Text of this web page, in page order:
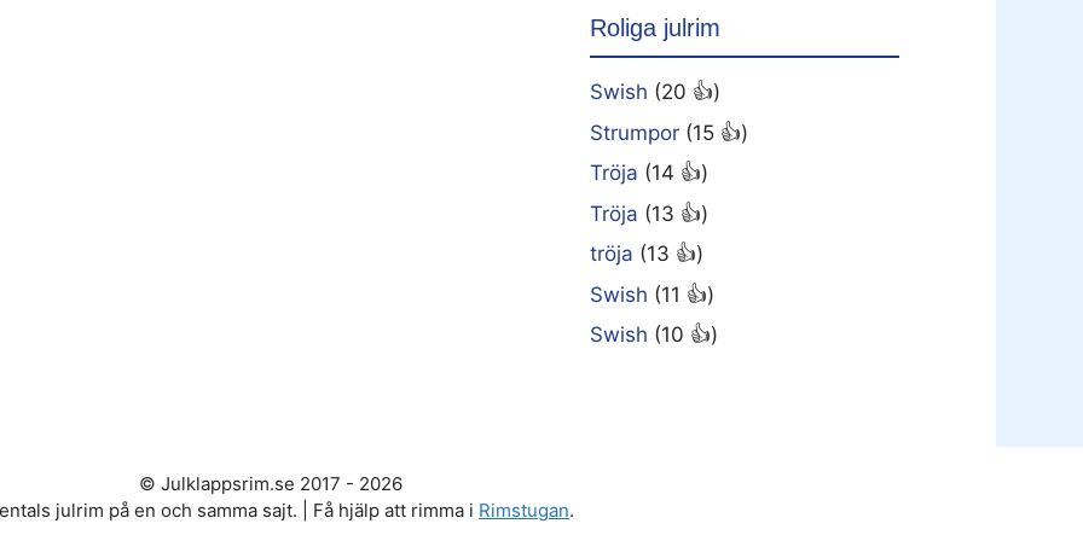
Roliga julrim
Swish (20 👍)
Strumpor (15 👍)
Tröja (14 👍)
Tröja (13 👍)
tröja (13 👍)
Swish (11 👍)
Swish (10 👍)
© Julklappsrim.se 2017 - 2026
julrim på en och samma sajt. | Få hjälp att rimma i Rimstugan.